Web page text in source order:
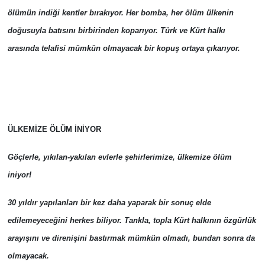
ölümün indiği kentler bırakıyor. Her bomba, her ölüm ülkenin
doğusuyla batısını birbirinden koparıyor. Türk ve Kürt halkı
arasında telafisi mümkün olmayacak bir kopuş ortaya çıkarıyor.
ÜLKEMİZE ÖLÜM İNİYOR
Göçlerle, yıkılan-yakılan evlerle şehirlerimize, ülkemize ölüm
iniyor!
30 yıldır yapılanları bir kez daha yaparak bir sonuç elde
edilemeyeceğini herkes biliyor. Tankla, topla Kürt halkının özgürlük
arayışını ve direnişini bastırmak mümkün olmadı, bundan sonra da
olmayacak.
Dış Haberler
Magazin
English News
Canlı Maç
Genel-A
Gündem-Eğitim